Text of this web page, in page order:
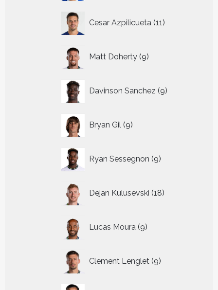
Cesar Azpilicueta 11
producten
Matt Doherty 9
producten
Davinson Sanchez 9
producten
Bryan Gil 9
producten
Ryan Sessegnon 9
producten
Dejan Kulusevski 18
producten
Lucas Moura 9
producten
Clement Lenglet 9
producten